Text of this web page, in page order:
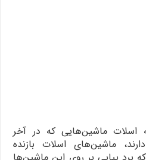
اسلات ماشین‌هایی که در آخر
ماشین‌های اسلات بازنده